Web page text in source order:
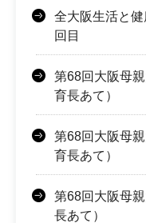
全大阪生活と
回目
第68回大阪母
育長あて）
第68回大阪母
育長あて）
第68回大阪母
長あて）